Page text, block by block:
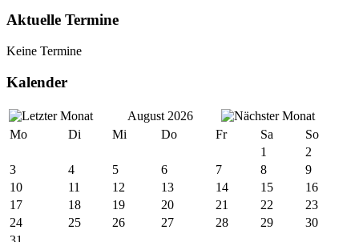
Aktuelle Termine
Keine Termine
Kalender
August 2026
Mo
Di Mi Do Fr Sa
So
1
2
3
4 5 6 7 8
9
10
11 12 13 14 15
16
17
18 19 20 21 22
23
24
25 26 27 28 29
30